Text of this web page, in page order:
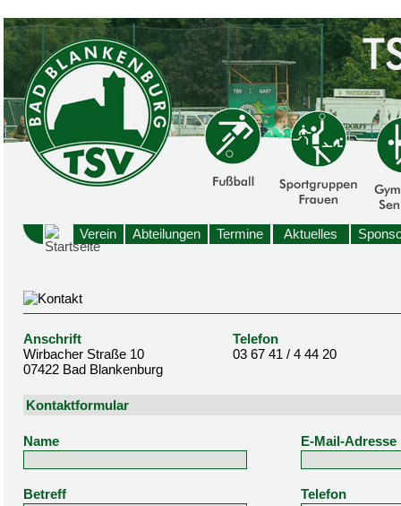
Verein Abteilungen Termine Aktuelles
Anschrift
Wirbacher Straße 10
07422 Bad Blankenburg
Telefon
03 67 41 / 4 44 20
Kontaktformular
Name E-Mail-Adresse
Betreff Telefon